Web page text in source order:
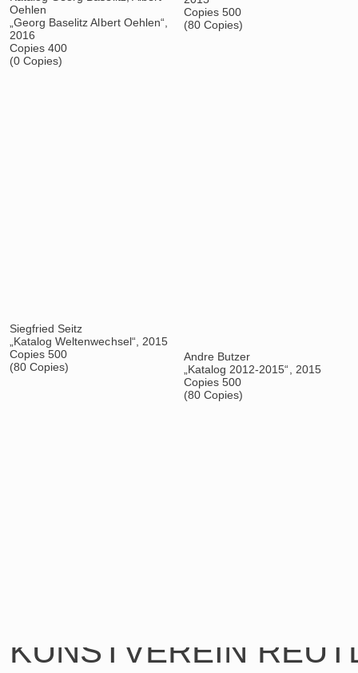
Horst Janssen
„Katalog zur Art Karlsruhe
2015“, 2015
Kalin Lindena
Fügung“, 2015
Copies 500
(80 Copies)
(20 Copies)
(80 Copies)
KUNSTVEREIN